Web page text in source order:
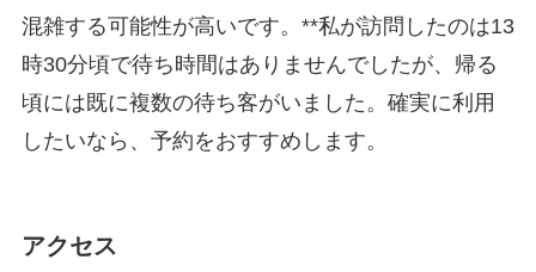
混雑する可能性が高いです。**私が訪問したのは13
時30分頃で待ち時間はありませんでしたが、帰る
頃には既に複数の待ち客がいました。確実に利用
したいなら、予約をおすすめします。
アクセス